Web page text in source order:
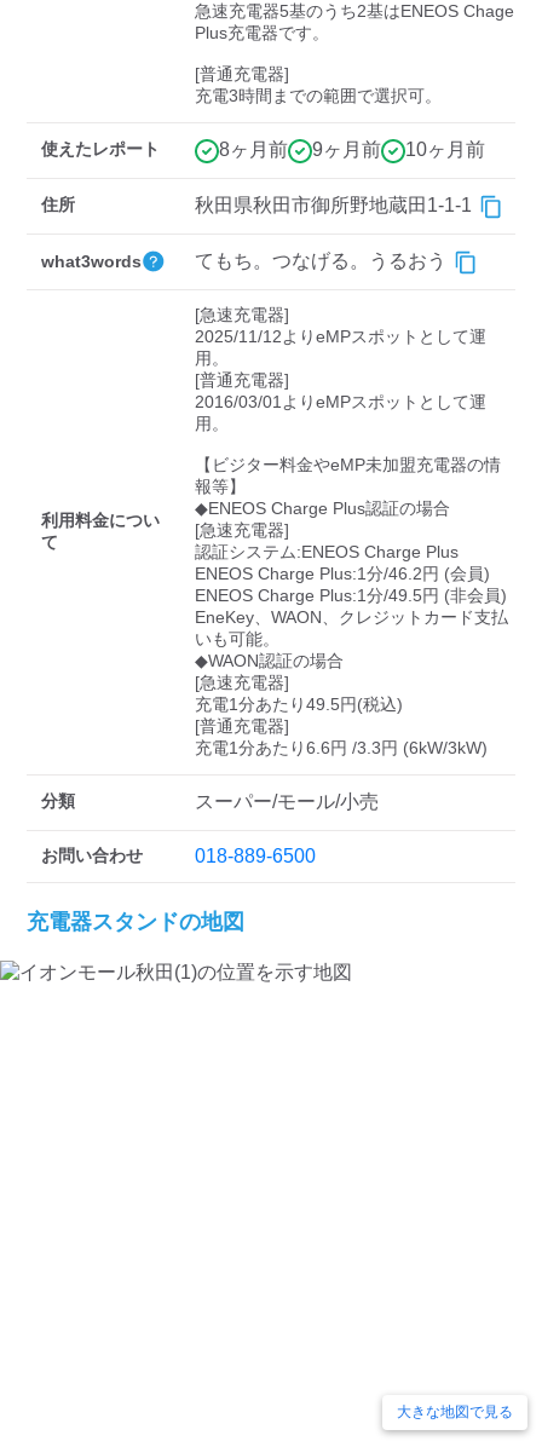
検索する
急速充電器5基のうち2基はENEOS Chage
Plus充電器です。
[普通充電器]
充電3時間までの範囲で選択可。
使えたレポート 8ヶ月前 9ヶ月前 10ヶ月前
住所 秋田県秋田市御所野地蔵田1-1-1
what3words てもち。つなげる。うるおう
利用料金につい
て
[急速充電器]
2025/11/12よりeMPスポットとして運
用。
[普通充電器]
2016/03/01よりeMPスポットとして運
用。
【ビジター料金やeMP未加盟充電器の情
報等】
◆ENEOS Charge Plus認証の場合
[急速充電器]
認証システム:ENEOS Charge Plus
ENEOS Charge Plus:1分/46.2円 (会員)
ENEOS Charge Plus:1分/49.5円 (非会員)
EneKey、WAON、クレジットカード支払
いも可能。
◆WAON認証の場合
[急速充電器]
充電1分あたり49.5円(税込)
[普通充電器]
充電1分あたり6.6円 /3.3円 (6kW/3kW)
分類 スーパー/モール/小売
お問い合わせ 018-889-6500
充電器スタンドの地図
大きな地図で見る